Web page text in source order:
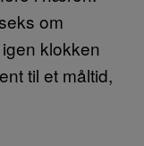
om
klokken
til et måltid,